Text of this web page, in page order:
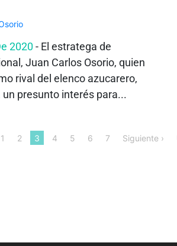
2020- El estratega de
Juan Carlos Osorio, quien
rival del elenco azucarero,
un presunto interés para...
1 2 3 4 5 6 7 Siguiente ›